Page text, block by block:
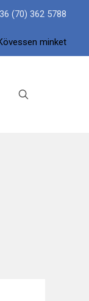
(70) 362 5788
minket